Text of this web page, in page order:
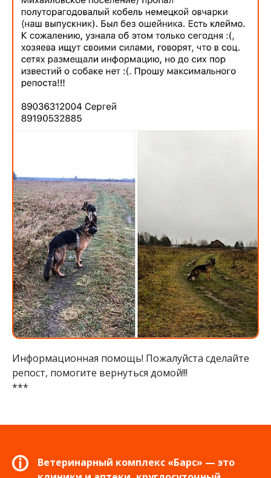
Информационная помощь! Пожалуйста сделайте
репост, помогите вернуться домой!!!
***
Ветеринарный комплекс «Барс» — это